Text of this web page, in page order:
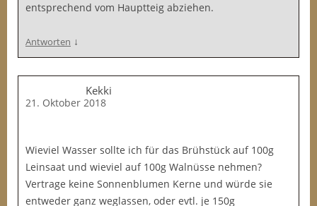
entsprechend vom Hauptteig abziehen.
Antworten ↓
Kekki
21. Oktober 2018
Wieviel Wasser sollte ich für das Brühstück auf 100g
Leinsaat und wieviel auf 100g Walnüsse nehmen?
Vertrage keine Sonnenblumen Kerne und würde sie
entweder ganz weglassen, oder evtl. je 150g